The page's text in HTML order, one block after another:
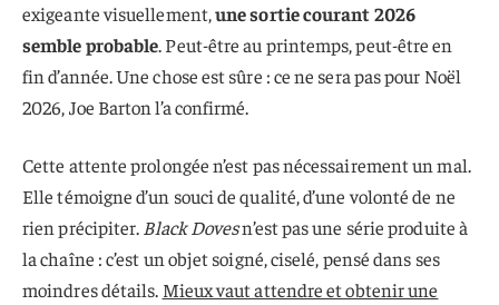
exigeante visuellement,une sortie courant 2026
semble probable. Peut-être au printemps, peut-être en
fin d’année. Une chose est sûre : ce ne sera pas pour Noël
2026, Joe Barton l’a confirmé.
Cette attente prolongée n’est pas nécessairement un mal.
Elle témoigne d’un souci de qualité, d’une volonté de ne
rien précipiter. Black Dovesn’est pas une série produite à
la chaîne : c’est un objet soigné, ciselé, pensé dans ses
moindres détails. Mieux vaut attendre et obtenir une